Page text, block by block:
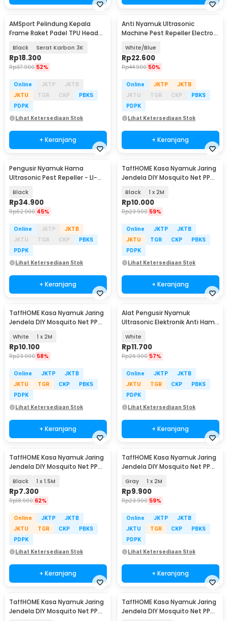
AMSport Pelindung Kepala
Frame Raket Padel TPU Head
Black Serat Karbon 3K
Rp18.300
Rp37.900 52%
Online JKTP
JKTB
JKTU
TGR CKP
PBKS
PDPK
Lihat Ketersediaan Stok
+ Keranjang
Anti Nyamuk Ultrasonic
Machine Pest Repeller Electro
White/Blue
Rp22.600
Rp44.900 50%
Online JKTP
JKTB
JKTU
TGR CKP
PBKS
PDPK
Lihat Ketersediaan Stok
+ Keranjang
Pengusir Nyamuk Hama
Ultrasonic Pest Repeller - LI-
Black
Rp34.900
Rp62.900 45%
Online JKTP
JKTB
JKTU
TGR CKP
PBKS
PDPK
Lihat Ketersediaan Stok
+ Keranjang
TaffHOME Kasa Nyamuk Jaring
Jendela DIY Mosquito Net PP
Black 1 x 2M
Rp10.000
Rp23.900 59%
Online JKTP
JKTB
JKTU
TGR CKP
PBKS
PDPK
Lihat Ketersediaan Stok
+ Keranjang
TaffHOME Kasa Nyamuk Jaring
Jendela DIY Mosquito Net PP
White 1 x 2M
Rp10.100
Rp23.900 58%
Online JKTP
JKTB
JKTU
TGR CKP
PBKS
PDPK
Lihat Ketersediaan Stok
+ Keranjang
Alat Pengusir Nyamuk
Ultrasonic Elektronik Anti Hama
White
Rp11.700
Rp26.900 57%
Online JKTP
JKTB
JKTU
TGR CKP
PBKS
PDPK
Lihat Ketersediaan Stok
+ Keranjang
TaffHOME Kasa Nyamuk Jaring
Jendela DIY Mosquito Net PP
Black 1 x 1.5M
Rp7.300
Rp18.900 62%
Online JKTP
JKTB
JKTU
TGR CKP
PBKS
PDPK
Lihat Ketersediaan Stok
+ Keranjang
TaffHOME Kasa Nyamuk Jaring
Jendela DIY Mosquito Net PP
Gray 1 x 2M
Rp9.900
Rp23.900 59%
Online JKTP
JKTB
JKTU
TGR CKP
PBKS
PDPK
Lihat Ketersediaan Stok
+ Keranjang
TaffHOME Kasa Nyamuk Jaring
Jendela DIY Mosquito Net PP
TaffHOME Kasa Nyamuk Jaring
Jendela DIY Mosquito Net PP